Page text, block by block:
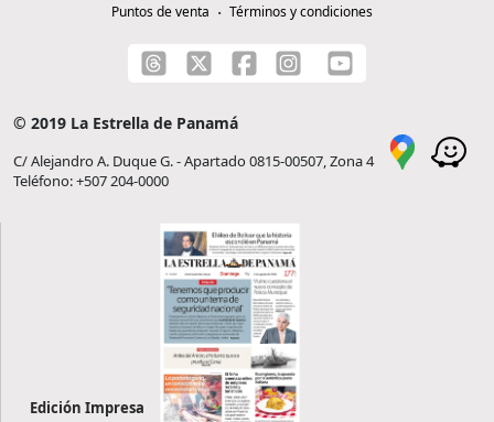
Puntos de venta
Términos y condiciones
© 2019 La Estrella de Panamá
C/ Alejandro A. Duque G. - Apartado 0815-00507, Zona 4
Teléfono: +507 204-0000
Edición Impresa